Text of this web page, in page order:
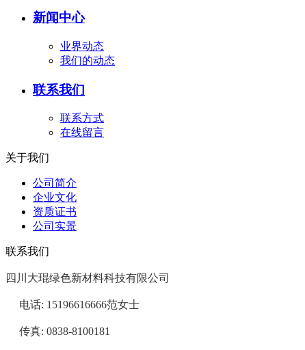
新闻中心
业界动态
我们的动态
联系我们
联系方式
在线留言
关于我们
公司简介
企业文化
资质证书
公司实景
联系我们
四川大琨绿色新材料科技有限公司
     电话:
15196616666范女士
     传真:
0838-